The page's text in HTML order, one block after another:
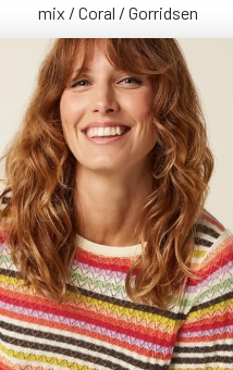
mix / Coral / Gorridsen
597,00 DKK 995,00 DKK
Læg i kurv
Kontakt & åbningstider